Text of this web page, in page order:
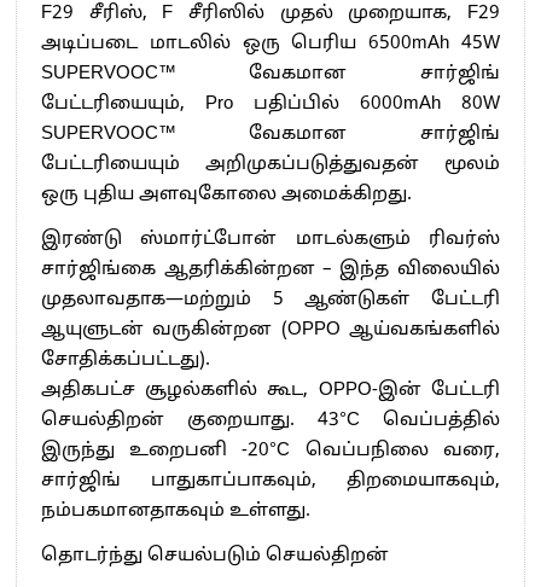
F29 சீரிஸ், F சீரிஸில் முதல் முறையாக, F29
அடிப்படை மாடலில் ஒரு பெரிய 6500mAh 45W
SUPERVOOC™ வேகமான சார்ஜிங்
பேட்டரியையும், Pro பதிப்பில் 6000mAh 80W
SUPERVOOC™ வேகமான சார்ஜிங்
பேட்டரியையும் அறிமுகப்படுத்துவதன் மூலம்
ஒரு புதிய அளவுகோலை அமைக்கிறது.
இரண்டு ஸ்மார்ட்போன் மாடல்களும் ரிவர்ஸ்
சார்ஜிங்கை ஆதரிக்கின்றன – இந்த விலையில்
முதலாவதாக—மற்றும் 5 ஆண்டுகள் பேட்டரி
ஆயுளுடன் வருகின்றன (OPPO ஆய்வகங்களில்
சோதிக்கப்பட்டது).
அதிகபட்ச சூழல்களில் கூட, OPPO-இன் பேட்டரி
செயல்திறன் குறையாது. 43°C வெப்பத்தில்
இருந்து உறைபனி -20°C வெப்பநிலை வரை,
சார்ஜிங் பாதுகாப்பாகவும், திறமையாகவும்,
நம்பகமானதாகவும் உள்ளது.
தொடர்ந்து செயல்படும் செயல்திறன்